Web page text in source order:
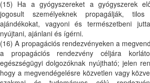
(15) Ha a gyógyszereket a gyógyszerek
jogosult személyeknek propagálják, tilos
ajándékokat, vagyoni és természetbeni
nyújtani, ajánlani és ígérni.
(16) A propagációs rendezvényeken a
a propagációs rendezvény céljára
egészségügyi dolgozóknak nyújtható; jelen
hogy a megvendégelésre közvetlen vagy